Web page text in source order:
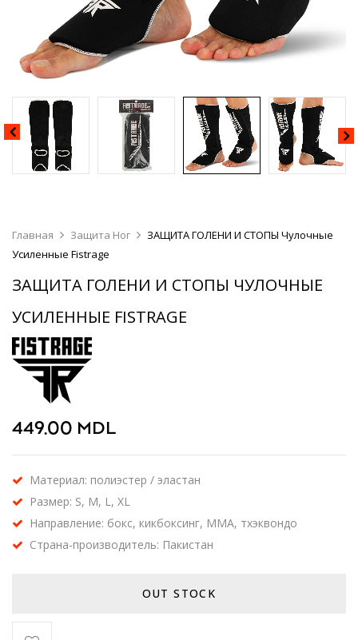
Главная Защита Ног
ЗАЩИТА ГОЛЕНИ И СТОПЫ Чулочные
Усиленные Fistrage
ЗАЩИТА ГОЛЕНИ И СТОПЫ ЧУЛОЧНЫЕ
УСИЛЕННЫЕ FISTRAGE
449.00 MDL
Материал: полиэстер / эластан
Размер: S, M, L, XL
Направление: бокс, кикбоксинг, ММА, тхэквондо
Страна-производитель: Пакистан
OUT STOCK